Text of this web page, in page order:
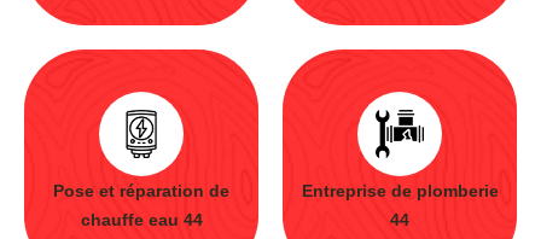
Pose et réparation de
chauffe eau 44
Entreprise de plomberie
44